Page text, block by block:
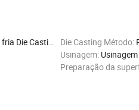
Casting Machine Die Casting Método:
Usinagem: Usinagem
Preparação da